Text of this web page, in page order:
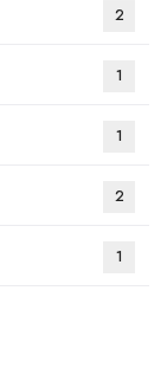
2
1
1
2
1